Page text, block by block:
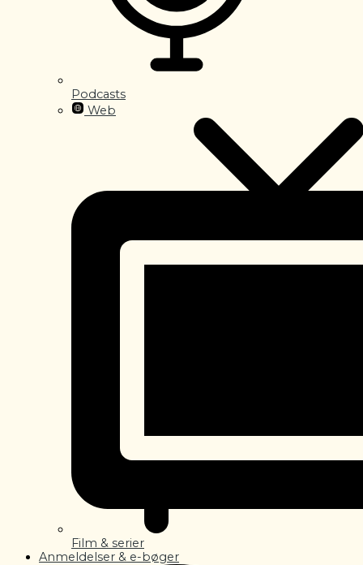
Podcasts
Web
Film & serier
Anmeldelser & e-bøger